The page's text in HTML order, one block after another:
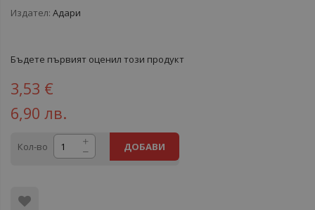
Издател: Адари
Бъдете първият оценил този продукт
3,53 €
6,90 лв.
Кол-во ДОБАВИ